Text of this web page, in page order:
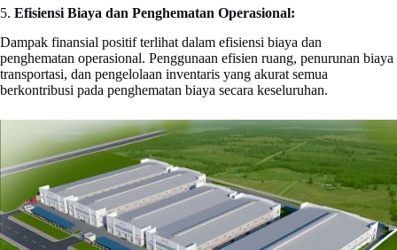
5. Efisiensi Biaya dan Penghematan Operasional:
Dampak finansial positif terlihat dalam efisiensi biaya dan
penghematan operasional. Penggunaan efisien ruang, penurunan biaya
transportasi, dan pengelolaan inventaris yang akurat semua
berkontribusi pada penghematan biaya secara keseluruhan.